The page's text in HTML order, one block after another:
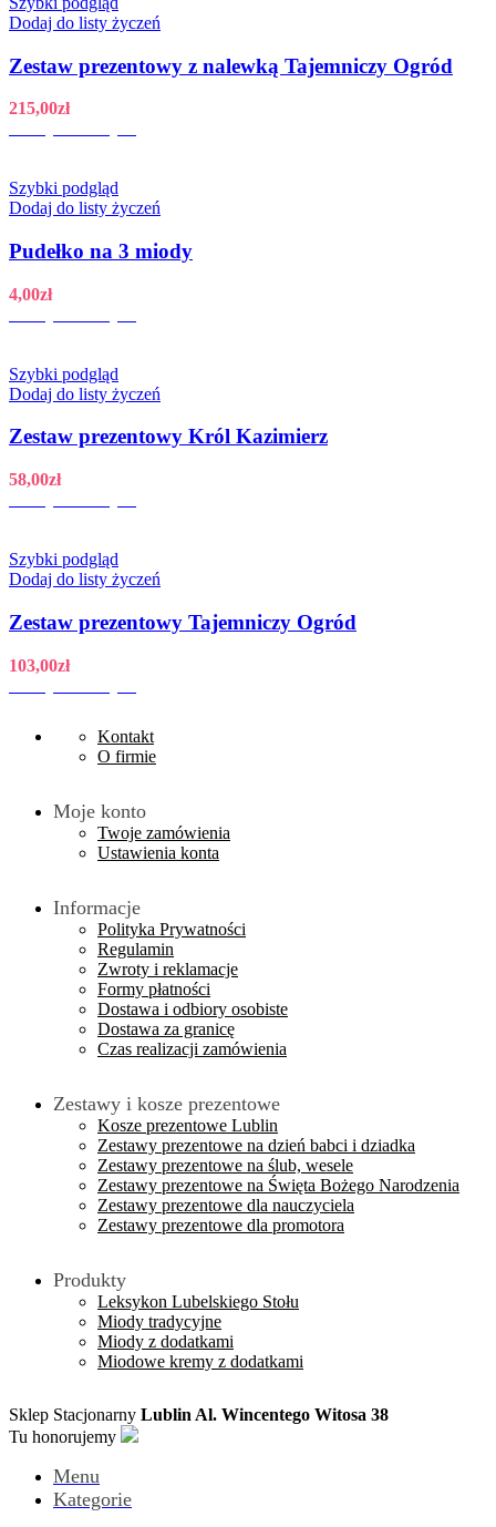
Dodaj do listy życzeń
Zestaw prezentowy z nalewką Tajemniczy Ogród
215,00zł
Szybki podgląd
Dodaj do listy życzeń
Pudełko na 3 miody
4,00zł
Szybki podgląd
Dodaj do listy życzeń
Zestaw prezentowy Król Kazimierz
58,00zł
Szybki podgląd
Dodaj do listy życzeń
Zestaw prezentowy Tajemniczy Ogród
103,00zł
Kontakt
O firmie
Moje konto
Twoje zamówienia
Ustawienia konta
Informacje
Polityka Prywatności
Regulamin
Zwroty i reklamacje
Formy płatności
Dostawa i odbiory osobiste
Dostawa za granicę
Czas realizacji zamówienia
Zestawy i kosze prezentowe
Kosze prezentowe Lublin
Zestawy prezentowe na dzień babci i dziadka
Zestawy prezentowe na ślub, wesele
Zestawy prezentowe na Święta Bożego Narodzenia
Zestawy prezentowe dla nauczyciela
Zestawy prezentowe dla promotora
Produkty
Leksykon Lubelskiego Stołu
Miody tradycyjne
Miody z dodatkami
Miodowe kremy z dodatkami
Sklep Stacjonarny Lublin Al. Wincentego Witosa 38
Tu honorujemy
Menu
Kategorie